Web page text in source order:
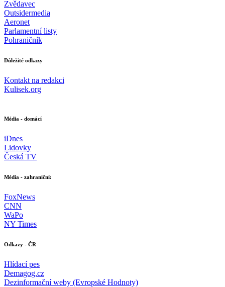
Zvědavec
Outsidermedia
Aeronet
Parlamentní listy
Pohraničník
Důležité odkazy
Kontakt na redakci
Kulisek.org
Média - domácí
iDnes
Lidovky
Česká TV
Média - zahraniční:
FoxNews
CNN
WaPo
NY Times
Odkazy - ČR
Hlídací pes
Demagog.cz
Dezinformační weby (Evropské Hodnoty)